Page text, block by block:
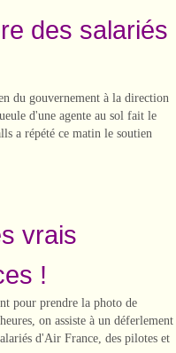
des salariés
du gouvernement à la direction
d'une agente au sol fait le
a répété ce matin le soutien
vrais
!
pour prendre la photo de
on assiste à un déferlement
d'Air France, des pilotes et